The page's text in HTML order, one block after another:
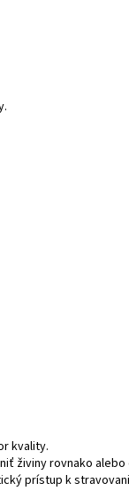
kvality.
živiny rovnako
prístup k